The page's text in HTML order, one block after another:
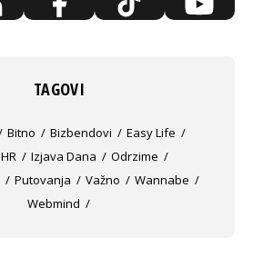
TAGOVI
Bitno Bizbendovi
Easy Life
HR Izjava Dana
Odrzime
Putovanja Važno
Wannabe
Webmind